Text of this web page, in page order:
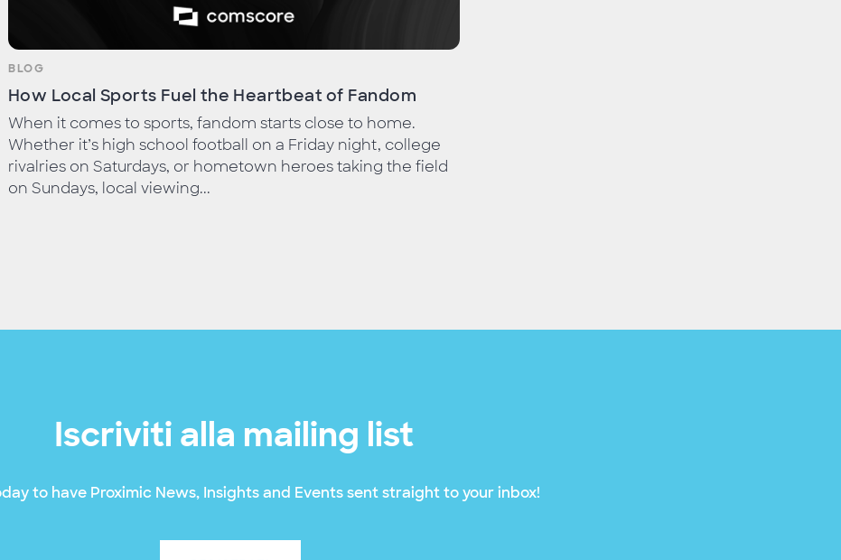
BLOG
How Local Sports Fuel the Heartbeat of Fandom
When it comes to sports, fandom starts close to home.
Whether it’s high school football on a Friday night, college
rivalries on Saturdays, or hometown heroes taking the field
on Sundays, local viewing...
Iscriviti alla mailing list
to have Proximic News, Insights and Events sent straight to your inbox!